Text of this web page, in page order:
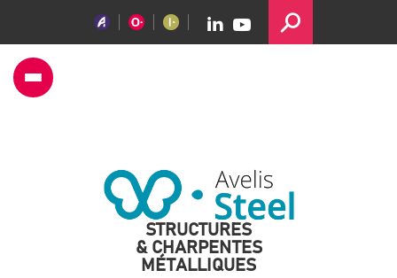
STRUCTURES
& CHARPENTES
MÉTALLIQUES